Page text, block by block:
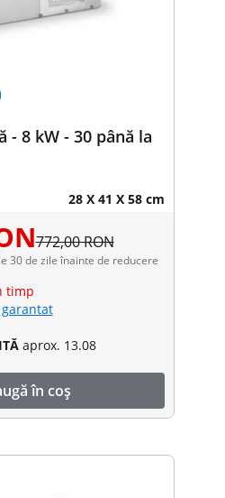
- 8 kW - 30 până la
28 X 41 X 58 cm
772,00 RON
30 de zile înainte de reducere
timp
aprox. 13.08
în coș